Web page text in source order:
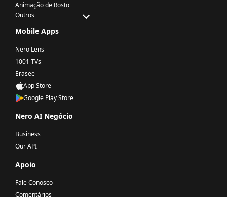
Animação de Rosto
Outros
Mobile Apps
Nero Lens
1001 TVs
Erasee
App Store
Google Play Store
Nero AI Negócio
Business
Our API
Apoio
Fale Conosco
Comentários